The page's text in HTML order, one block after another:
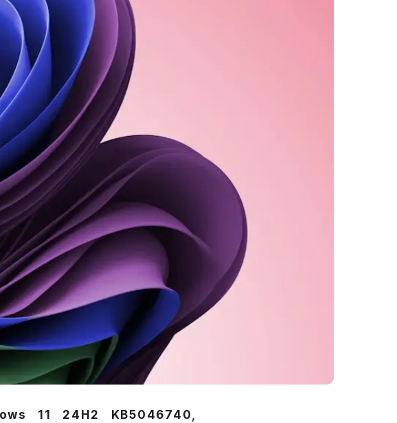
11 24H2 KB5046740,